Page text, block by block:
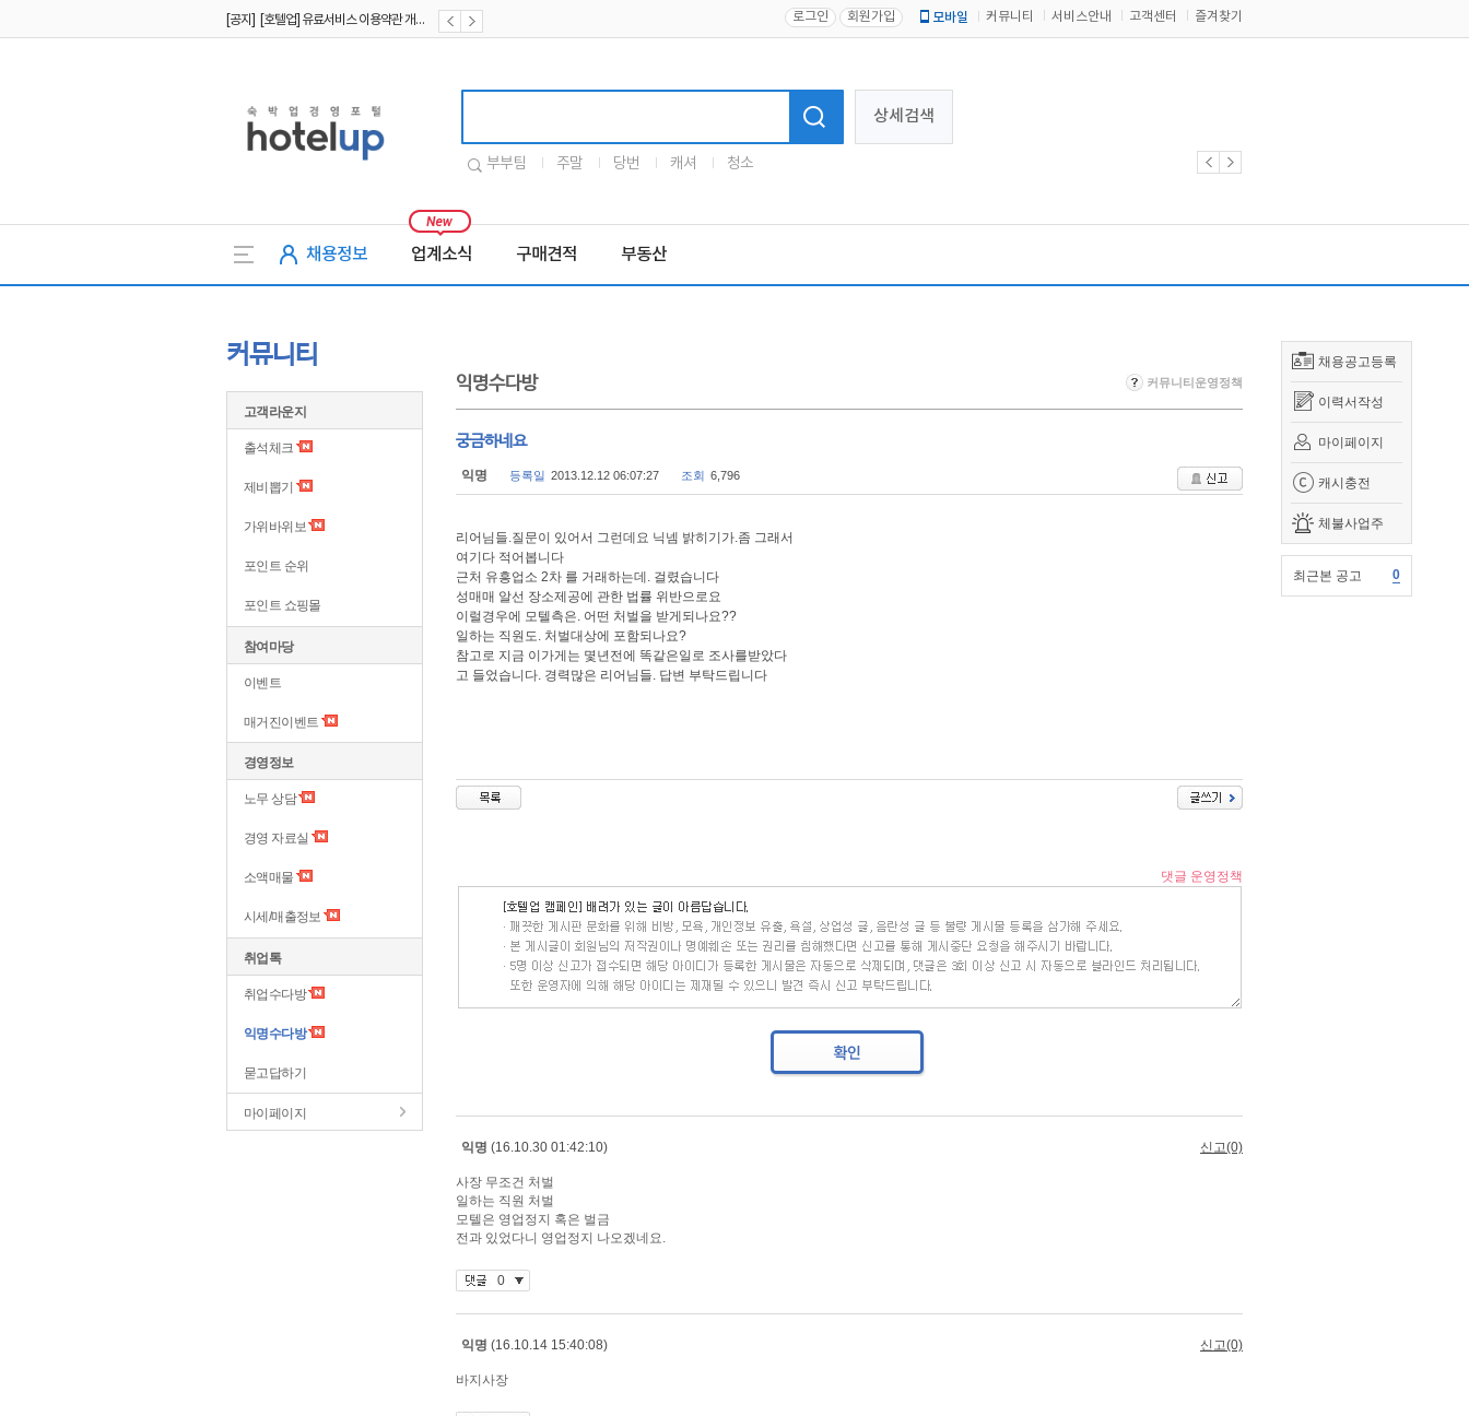
[공지] [호텔업] 유료서비스 이용약관 개정본2 (19.09.02) 로그인 회원가입 모바일 커뮤니티 서비스안내 고객센터 즐겨찾기
상세검색
부부팀 주말 당번 캐셔 청소
채용정보 업계소식 구매견적 부동산
채용공고등록
이력서작성
마이페이지
캐시충전
체불사업주
최근본 공고 0
커뮤니티
고객라운지
출석체크
제비뽑기
가위바위보
포인트 순위
포인트 쇼핑몰
참여마당
이벤트
매거진이벤트
경영정보
노무 상담
경영 자료실
소액매물
시세/매출정보
취업톡
취업수다방
익명수다방
묻고답하기
마이페이지
익명수다방 커뮤니티운영정책
궁금하네요
익명 등록일 2013.12.12 06:07:27 조회 6,796
리어님들.질문이 있어서 그런데요 닉넴 밝히기가.좀 그래서
여기다 적어봅니다
근처 유흥업소 2차 를 거래하는데. 걸렸습니다
성매매 알선 장소제공에 관한 법률 위반으로요
이럴경우에 모텔측은. 어떤 처벌을 받게되나요??
일하는 직원도. 처벌대상에 포함되나요?
참고로 지금 이가게는 몇년전에 똑같은일로 조사를받았다
고 들었습니다. 경력많은 리어님들. 답변 부탁드립니다